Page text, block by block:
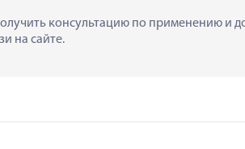
консультацию по применению и
на сайте.